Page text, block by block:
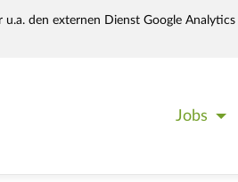
den externen Dienst Google
Jobs